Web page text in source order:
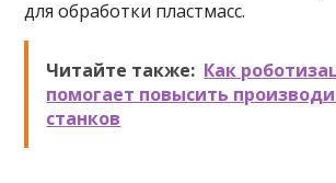
для обработки пластмасс.
Читайте также: Как
помогает повысить
станков